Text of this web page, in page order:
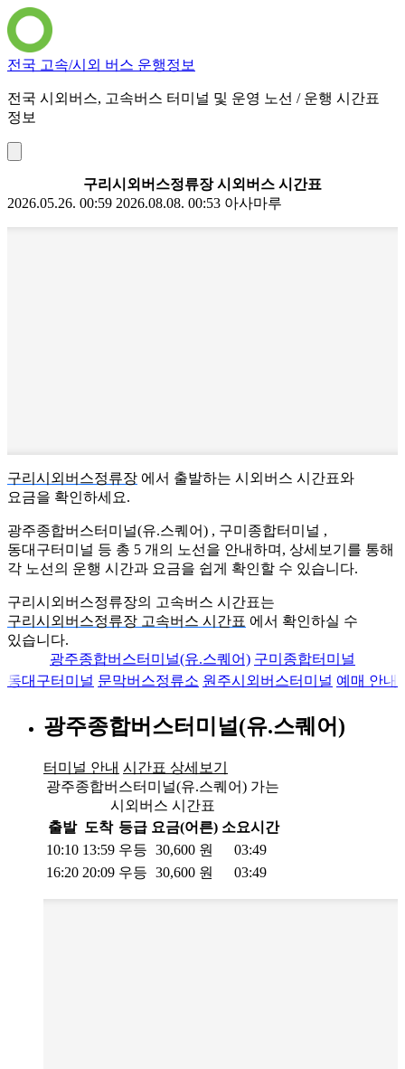
전국 고속/시외 버스 운행정보
전국 시외버스, 고속버스 터미널 및 운영 노선 / 운행 시간표
정보
구리시외버스정류장 시외버스 시간표
2026.05.26. 00:59 2026.08.08. 00:53 아사마루
구리시외버스정류장 에서 출발하는 시외버스 시간표와
요금을 확인하세요.
광주종합버스터미널(유.스퀘어) , 구미종합터미널 ,
동대구터미널 등 총 5 개의 노선을 안내하며, 상세보기를 통해
각 노선의 운행 시간과 요금을 쉽게 확인할 수 있습니다.
구리시외버스정류장의 고속버스 시간표는
구리시외버스정류장 고속버스 시간표 에서 확인하실 수
있습니다.
광주종합버스터미널(유.스퀘어) 구미종합터미널
동대구터미널 문막버스정류소 원주시외버스터미널 예매 안내
광주종합버스터미널(유.스퀘어)
터미널 안내 시간표 상세보기
광주종합버스터미널(유.스퀘어) 가는
시외버스 시간표
출발 도착 등급 요금(어른) 소요시간
10:10 13:59 우등 30,600 원
03:49
16:20 20:09 우등 30,600 원 03:49